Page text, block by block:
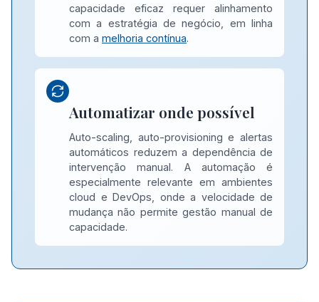
capacidade eficaz requer alinhamento
com a estratégia de negócio, em linha
com a melhoria contínua.
Automatizar onde possível
Auto-scaling, auto-provisioning e alertas
automáticos reduzem a dependência de
intervenção manual. A automação é
especialmente relevante em ambientes
cloud e DevOps, onde a velocidade de
mudança não permite gestão manual de
capacidade.